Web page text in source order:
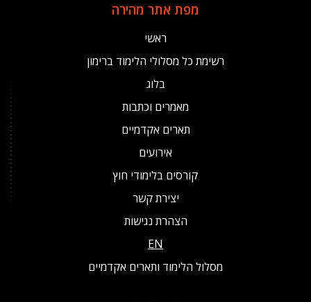
מפת אתר מהירה
ראשי
רשימת כל מסלולי הלימוד ברימון
בלוג
מאמרים וכתבות
תארים אקדמיים
אירועים
קורסים בלימודי חוץ
יצירת קשר
הצהרת נגישות
EN
מסלול הלימוד ותארים אקדמיים